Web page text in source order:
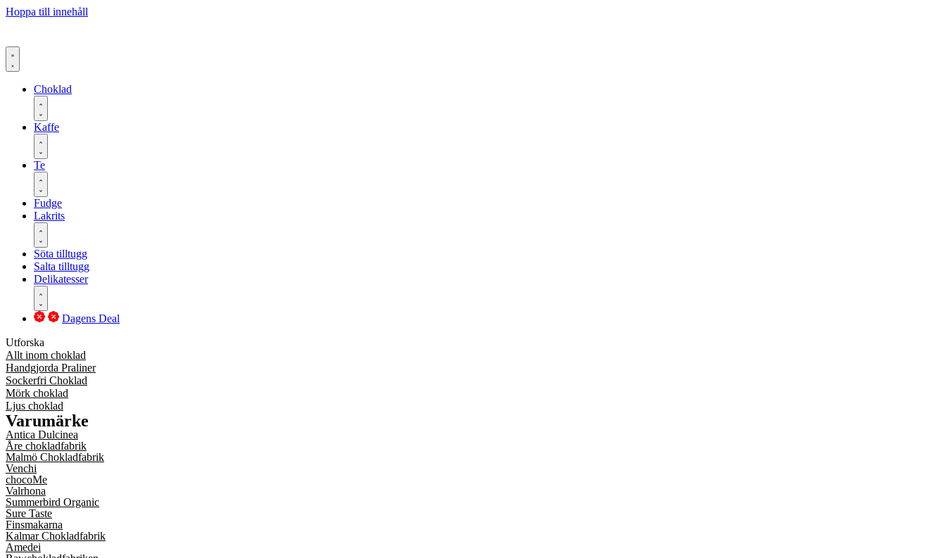
Hoppa till innehåll
Choklad
Kaffe
Te
Fudge
Lakrits
Söta tilltugg
Salta tilltugg
Delikatesser
Dagens Deal
Utforska
Allt inom choklad
Handgjorda Praliner
Sockerfri Choklad
Mörk choklad
Ljus choklad
Varumärke
Antica Dulcinea
Åre chokladfabrik
Malmö Chokladfabrik
Venchi
chocoMe
Valrhona
Summerbird Organic
Sure Taste
Finsmakarna
Kalmar Chokladfabrik
Amedei